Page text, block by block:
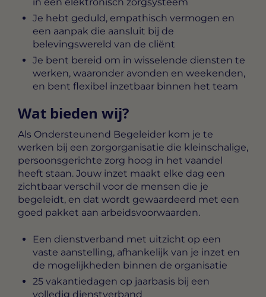
Je hebt geduld, empathisch vermogen en
een aanpak die aansluit bij de
belevingswereld van de cliënt
Je bent bereid om in wisselende diensten te
werken, waaronder avonden en weekenden,
en bent flexibel inzetbaar binnen het team
Wat bieden wij?
Als Ondersteunend Begeleider kom je te
werken bij een zorgorganisatie die kleinschalige,
persoonsgerichte zorg hoog in het vaandel
heeft staan. Jouw inzet maakt elke dag een
zichtbaar verschil voor de mensen die je
begeleidt, en dat wordt gewaardeerd met een
goed pakket aan arbeidsvoorwaarden.
Een dienstverband met uitzicht op een
vaste aanstelling, afhankelijk van je inzet en
de mogelijkheden binnen de organisatie
25 vakantiedagen op jaarbasis bij een
volledig dienstverband